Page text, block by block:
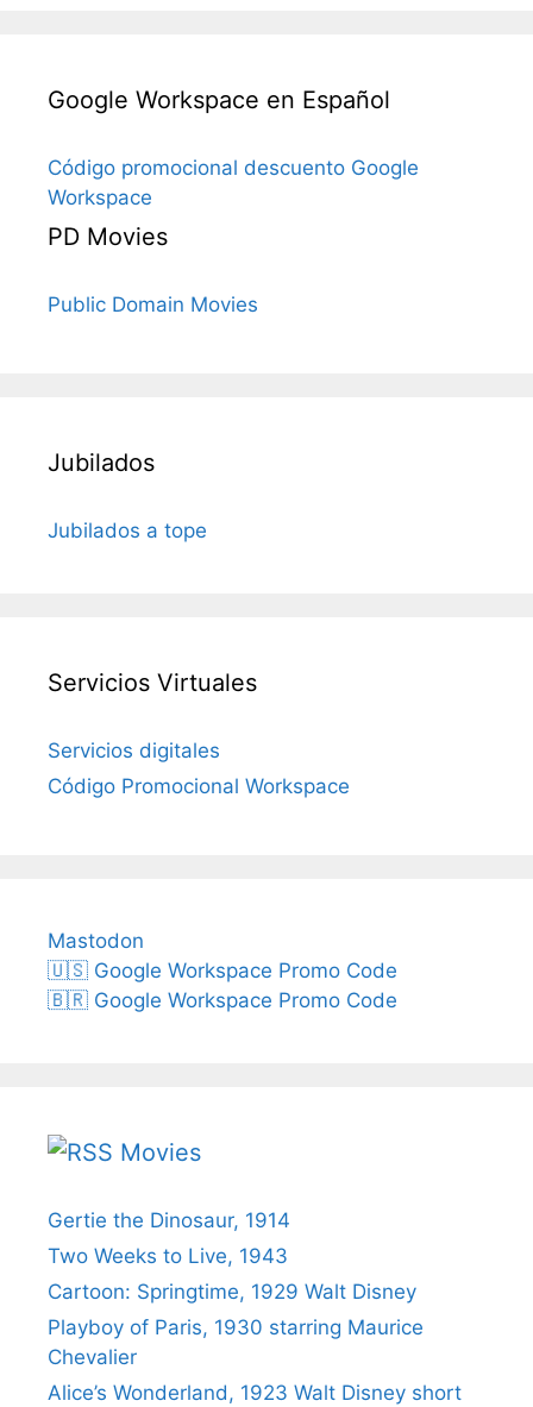
Google Workspace en Español
Código promocional descuento Google
Workspace
PD Movies
Public Domain Movies
Jubilados
Jubilados a tope
Servicios Virtuales
Servicios digitales
Código Promocional Workspace
Mastodon
🇺🇸 Google Workspace Promo Code
🇧🇷 Google Workspace Promo Code
Movies
Gertie the Dinosaur, 1914
Two Weeks to Live, 1943
Cartoon: Springtime, 1929 Walt Disney
Playboy of Paris, 1930 starring Maurice
Chevalier
Alice’s Wonderland, 1923 Walt Disney short